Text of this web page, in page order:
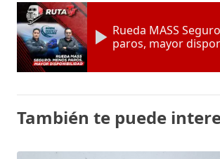
Rueda MASS
paros, mayor
También te puede